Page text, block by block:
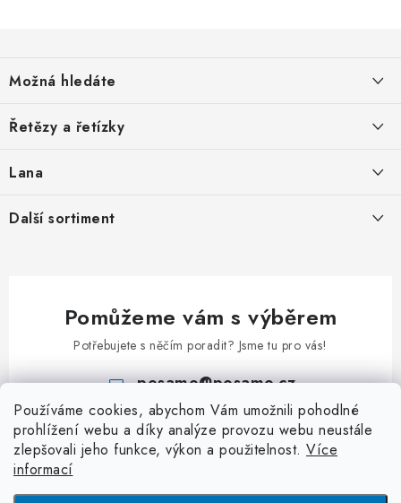
Používáme cookies, abychom Vám umožnili pohodlné
prohlížení webu a díky analýze provozu webu neustále
zlepšovali jeho funkce, výkon a použitelnost. Více
informací
p
a
Možná hledáte
O nás
Obchodní podmínky
Řetězy a řetízky
Ozdobné řetězy
Kroucené řetězy
Jednoduché řetězy
Dvojité řetězy
Lana
Ocelová pozinkovaná lana
Příslušenství k lanům
Další sortiment
Klíčové kroužky
S - Háčky
Třmeny a závěsná oka
Závlačky
Pomůžeme vám s výběrem
Potřebujete s něčím poradit? Jsme tu pro vás!
posamo@posamo.cz
+420 466 681 228